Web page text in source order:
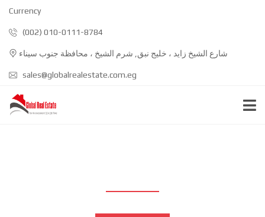
Currency
(002) 010-0111-8784
شارع الشيخ زايد ، خليج نبق, شرم الشيخ ، محافظة جنوب سيناء
sales@globalrealestate.com.eg